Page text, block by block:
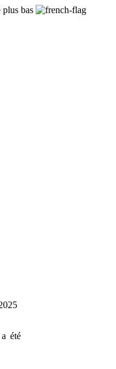
plus bas
été